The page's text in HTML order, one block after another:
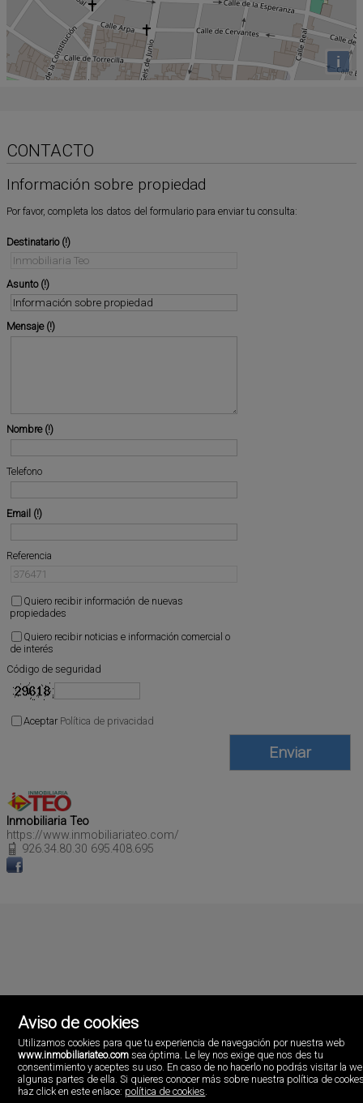
i
CONTACTO
Información sobre propiedad
Por favor, completa los datos del formulario para enviar tu consulta:
Destinatario
Asunto
Mensaje
Nombre
Telefono
Email
Referencia
Quiero recibir información de nuevas
propiedades
Quiero recibir noticias e información comercial o
de interés
Código de seguridad
Aceptar Política de privacidad
Inmobiliaria Teo
https://www.inmobiliariateo.com/
926.34.80.30 695.408.695
Inmobiliaria Teo
Avda. Primero de Julio, 89.
Aviso de cookies
Utilizamos cookies para que tu experiencia de navegación por nuestra web
www.inmobiliariateo.com sea óptima. Le ley nos exige que nos des tu
consentimiento y aceptes su uso. En caso de no hacerlo no podrás visitar la
algunas partes de ella. Si quieres conocer más sobre nuestra política de
haz click en este enlace: política de cookies